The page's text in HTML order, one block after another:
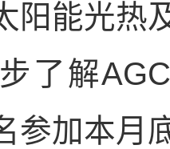
阳能光热
解AGC
参加本月